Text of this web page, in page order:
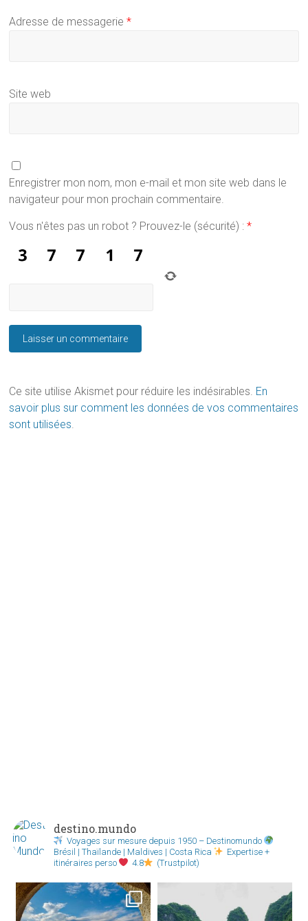
Adresse de messagerie*
Site web
Enregistrer mon nom, mon e-mail et mon site web dans le
navigateur pour mon prochain commentaire.
Vous n'êtes pas un robot ? Prouvez-le (sécurité) : *
Ce site utilise Akismet pour réduire les indésirables. En
savoir plus sur comment les données de vos commentaires
sont utilisées.
destino.mundo
Voyages sur mesure depuis 1950 – Destinomundo
Brésil | Thaïlande | Maldives | Costa Rica
Expertise +
itinéraires perso
4.8 (Trustpilot)